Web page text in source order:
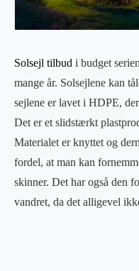
Solsejl tilbud i budget
mange år. Solsejlene kan
sejlene er lavet i HDPE,
Det er et slidstærkt
Materialet er knyttet og
fordel, at man kan
skinner. Det har også den
vandret, da det alligevel